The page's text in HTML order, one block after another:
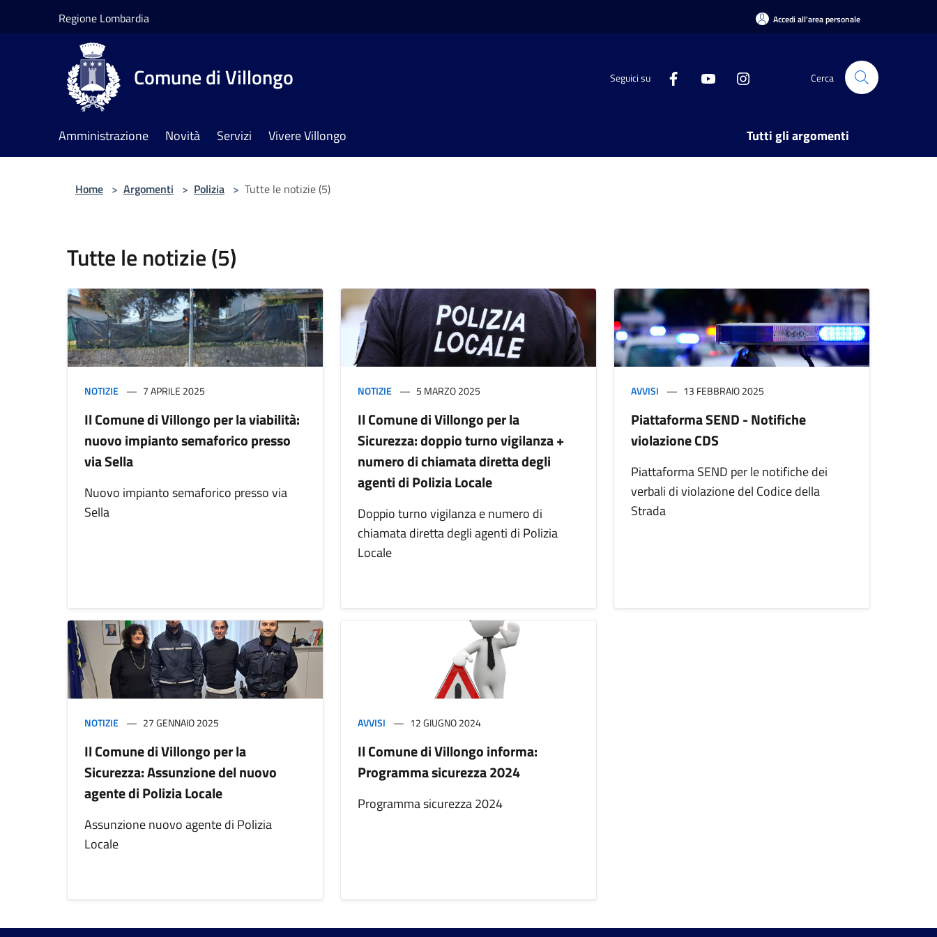
Regione Lombardia Accedi all'area personale
Comune di Villongo Seguici su Cerca
Amministrazione Novità Servizi Vivere Villongo Tutti gli argomenti
Home > Argomenti > Polizia > Tutte le notizie (5)
Tutte le notizie (5)
NOTIZIE 7 APRILE 2025
Il Comune di Villongo per la viabilità:
nuovo impianto semaforico presso
via Sella
Nuovo impianto semaforico presso via
Sella
NOTIZIE 5 MARZO 2025
Il Comune di Villongo per la
Sicurezza: doppio turno vigilanza +
numero di chiamata diretta degli
agenti di Polizia Locale
Doppio turno vigilanza e numero di
chiamata diretta degli agenti di Polizia
Locale
AVVISI 13 FEBBRAIO 2025
Piattaforma SEND - Notifiche
violazione CDS
Piattaforma SEND per le notifiche dei
verbali di violazione del Codice della
Strada
NOTIZIE 27 GENNAIO 2025
Il Comune di Villongo per la
Sicurezza: Assunzione del nuovo
agente di Polizia Locale
Assunzione nuovo agente di Polizia
Locale
AVVISI 12 GIUGNO 2024
Il Comune di Villongo informa:
Programma sicurezza 2024
Programma sicurezza 2024